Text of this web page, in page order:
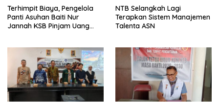
Terhimpit Biaya, Pengelola
Panti Asuhan Baiti Nur
Jannah KSB Pinjam Uang
Kunjung Tuntas
NTB Selangkah Lagi
Terapkan Sistem Manajemen
Talenta ASN